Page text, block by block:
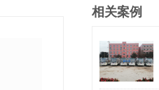
相关案例